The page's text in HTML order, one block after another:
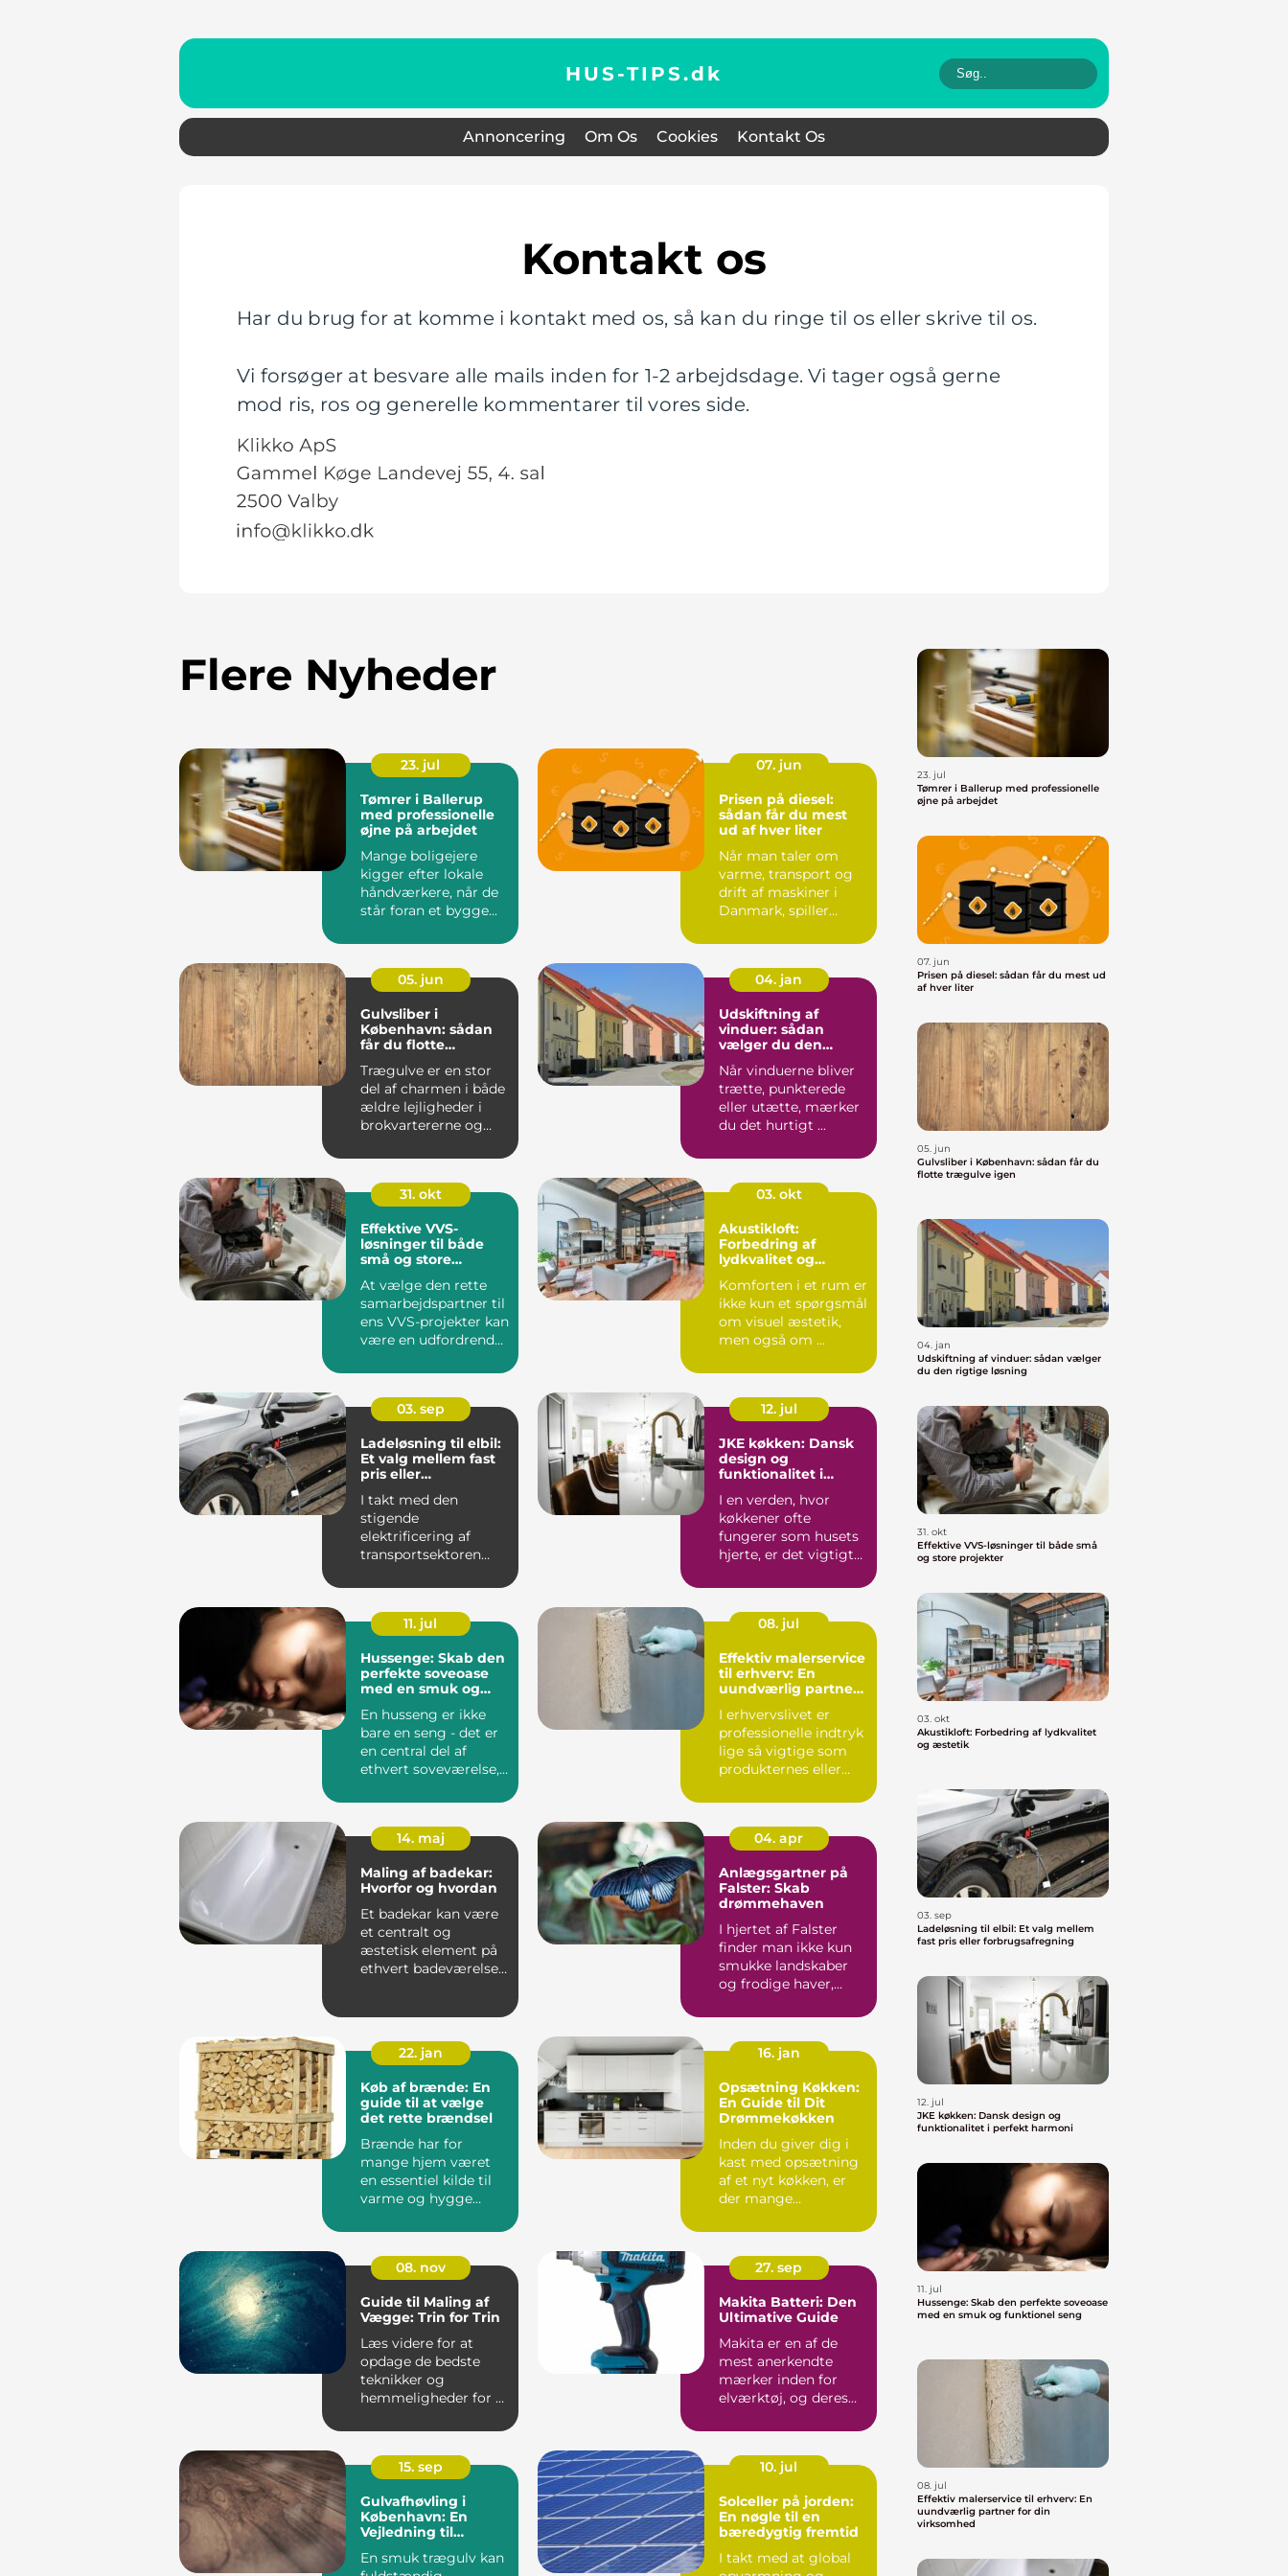
HUS-TIPS.dk
Annoncering Om Os Cookies Kontakt Os
Kontakt os
Har du brug for at komme i kontakt med os, så kan du ringe til os eller skrive til os.
Vi forsøger at besvare alle mails inden for 1-2 arbejdsdage. Vi tager også gerne
mod ris, ros og generelle kommentarer til vores side.
Flere Nyheder
23. jul
Tømrer i Ballerup
med professionelle
øjne på arbejdet
Mange boligejere
kigger efter lokale
håndværkere, når de
står foran et bygge...
07. jun
Prisen på diesel:
sådan får du mest
ud af hver liter
Når man taler om
varme, transport og
drift af maskiner i
Danmark, spiller
For ...
05. jun
Gulvsliber i
København: sådan
får du flotte
Trægulve er en stor
del af charmen i både
ældre lejligheder i
brokvartererne og
04. jan
Udskiftning af
vinduer: sådan
vælger du den
Når vinduerne bliver
trætte, punkterede
eller utætte, mærker
du det hurtigt ...
31. okt
Effektive VVS-
løsninger til både
små og store
At vælge den rette
samarbejdspartner til
ens VVS-projekter kan
være en udfordrende
03. okt
Akustikloft:
Forbedring af
lydkvalitet og
Komforten i et rum er
ikke kun et spørgsmål
om visuel æstetik,
men også om ...
03. sep
Ladeløsning til elbil:
Et valg mellem fast
pris eller
I takt med den
stigende
elektrificering af
transportsektoren
intelligente og skal...
12. jul
JKE køkken: Dansk
design og
funktionalitet i
I en verden, hvor
køkkener ofte
fungerer som husets
hjerte, er det vigtigt
11. jul
Hussenge: Skab den
perfekte soveoase
med en smuk og
En husseng er ikke
bare en seng - det er
en central del af
ethvert soveværelse,
08. jul
Effektiv malerservice
til erhverv: En
uundværlig partner
I erhvervslivet er
professionelle indtryk
lige så vigtige som
produkternes eller
14. maj
Maling af badekar:
Hvorfor og hvordan
Et badekar kan være
et centralt og
æstetisk element på
ethvert badeværelse,
04. apr
Anlægsgartner på
Falster: Skab
drømmehaven
I hjertet af Falster
finder man ikke kun
smukke landskaber
og frodige haver,
22. jan
Køb af brænde: En
guide til at vælge
det rette brændsel
Brænde har for
mange hjem været
en essentiel kilde til
varme og hygge
16. jan
Opsætning Køkken:
En Guide til Dit
Drømmekøkken
Inden du giver dig i
kast med opsætning
af et nyt køkken, er
der mange
08. nov
Guide til Maling af
Vægge: Trin for Trin
Læs videre for at
opdage de bedste
teknikker og
hemmeligheder for at
se ud som ...
27. sep
Makita Batteri: Den
Ultimative Guide
Makita er en af de
mest anerkendte
mærker inden for
elværktøj, og deres
15. sep
Gulvafhøvling i
København: En
Vejledning til
En smuk trægulv kan
10. jul
Solceller på jorden:
En nøgle til en
bæredygtig fremtid
I takt med at global
23. jul
Tømrer i Ballerup med professionelle
øjne på arbejdet
07. jun
Prisen på diesel: sådan får du mest ud
af hver liter
05. jun
Gulvsliber i København: sådan får du
flotte trægulve igen
04. jan
Udskiftning af vinduer: sådan vælger
du den rigtige løsning
31. okt
Effektive VVS-løsninger til både små
og store projekter
03. okt
Akustikloft: Forbedring af lydkvalitet
og æstetik
03. sep
Ladeløsning til elbil: Et valg mellem
fast pris eller forbrugsafregning
12. jul
JKE køkken: Dansk design og
funktionalitet i perfekt harmoni
11. jul
Hussenge: Skab den perfekte soveoase
med en smuk og funktionel seng
08. jul
Effektiv malerservice til erhverv: En
uundværlig partner for din
virksomhed